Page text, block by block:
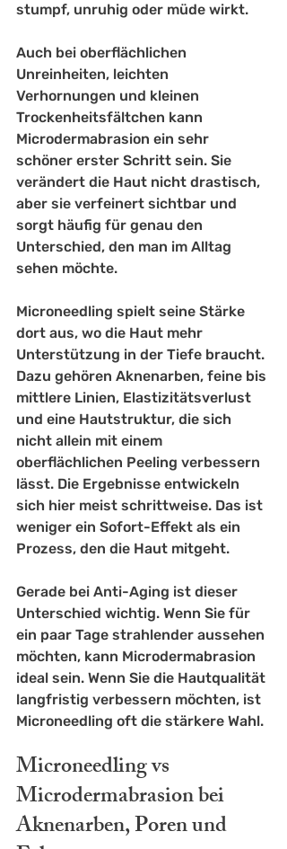
stumpf, unruhig oder müde wirkt.
Auch bei oberflächlichen
Unreinheiten, leichten
Verhornungen und kleinen
Trockenheitsfältchen kann
Microdermabrasion ein sehr
schöner erster Schritt sein. Sie
verändert die Haut nicht drastisch,
aber sie verfeinert sichtbar und
sorgt häufig für genau den
Unterschied, den man im Alltag
sehen möchte.
Microneedling spielt seine Stärke
dort aus, wo die Haut mehr
Unterstützung in der Tiefe braucht.
Dazu gehören Aknenarben, feine bis
mittlere Linien, Elastizitätsverlust
und eine Hautstruktur, die sich
nicht allein mit einem
oberflächlichen Peeling verbessern
lässt. Die Ergebnisse entwickeln
sich hier meist schrittweise. Das ist
weniger ein Sofort-Effekt als ein
Prozess, den die Haut mitgeht.
Gerade bei Anti-Aging ist dieser
Unterschied wichtig. Wenn Sie für
ein paar Tage strahlender aussehen
möchten, kann Microdermabrasion
ideal sein. Wenn Sie die Hautqualität
langfristig verbessern möchten, ist
Microneedling oft die stärkere Wahl.
Microneedling vs
Microdermabrasion bei
Aknenarben, Poren und